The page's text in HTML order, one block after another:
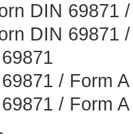
DIN 69871
DIN 69871
/ Form
/ Form